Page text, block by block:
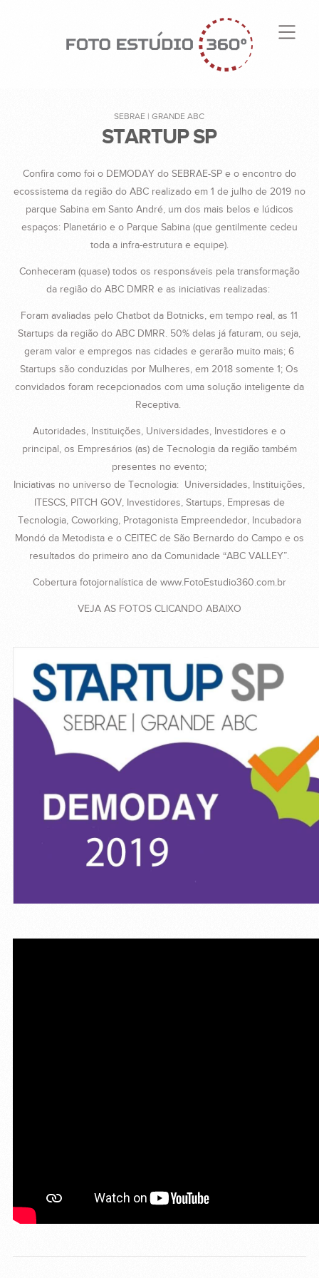
SEBRAE | GRANDE ABC
STARTUP SP
Confira como foi o DEMODAY do SEBRAE-SP e o encontro do
ecossistema da região do ABC realizado em 1 de julho de 2019 no
parque Sabina em Santo André, um dos mais belos e lúdicos
espaços: Planetário e o Parque Sabina (que gentilmente cedeu
toda a infra-estrutura e equipe).
Conheceram (quase) todos os responsáveis pela transformação
da região do ABC DMRR e as iniciativas realizadas:
Foram avaliadas pelo Chatbot da Botnicks, em tempo real, as 11
Startups da região do ABC DMRR. 50% delas já faturam, ou seja,
geram valor e empregos nas cidades e gerarão muito mais; 6
Startups são conduzidas por Mulheres, em 2018 somente 1; Os
convidados foram recepcionados com uma solução inteligente da
Receptiva.
Autoridades, Instituições, Universidades, Investidores e o
principal, os Empresários (as) de Tecnologia da região também
presentes no evento;
Iniciativas no universo de Tecnologia: Universidades, Instituições,
ITESCS, PITCH GOV, Investidores, Startups, Empresas de
Tecnologia, Coworking, Protagonista Empreendedor, Incubadora
Mondó da Metodista e o CEITEC de São Bernardo do Campo e os
resultados do primeiro ano da Comunidade “ABC VALLEY”.
Cobertura fotojornalística de www.FotoEstudio360.com.br
VEJA AS FOTOS CLICANDO ABAIXO